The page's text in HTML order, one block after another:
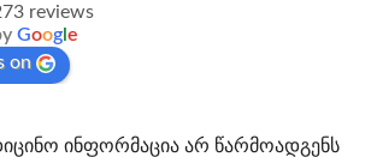
reviews
Google
on
ინფორმაცია არ წარმოადგენს